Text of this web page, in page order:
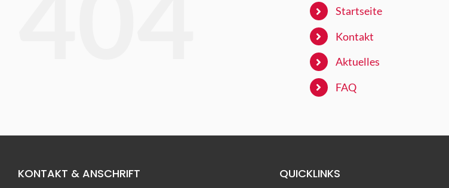
Startseite
Kontakt
Aktuelles
FAQ
KONTAKT & ANSCHRIFT QUICKLINKS